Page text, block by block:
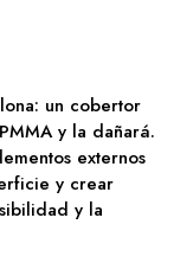
un cobertor
y la dañará.
externos
y crear
y la